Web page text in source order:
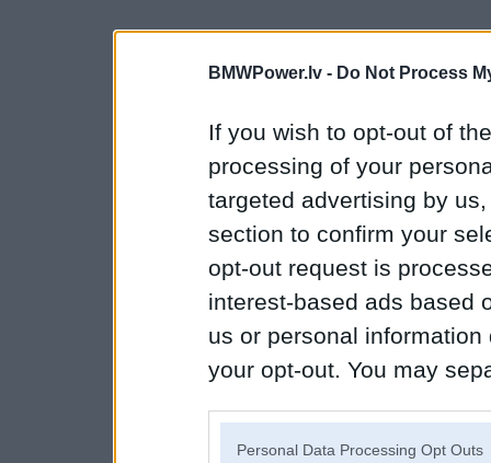
BMWPower.lv - Do Not Process
If you wish to opt-out of
processing of your
targeted advertising by
section to confirm your
opt-out request is
interest-based ads based
us or personal
your opt-out. You may
Personal Data Processing Opt Outs